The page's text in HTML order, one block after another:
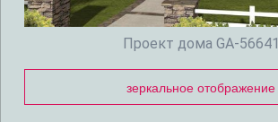
Проект дома GA-56641
зеркальное отображение